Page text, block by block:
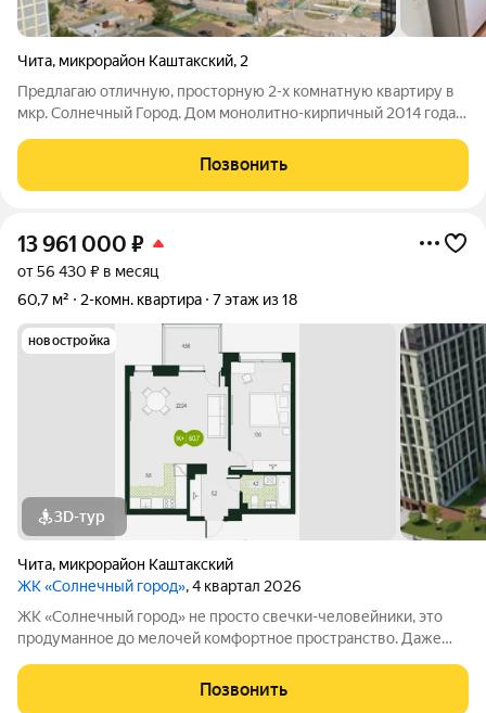
Чита, микрорайон Каштакский, 2
Предлагаю отличную, просторную 2-х комнатную квартиру в
мкр. Солнечный Город. Дом монолитно-кирпичный 2014 года
Квартира с удобной планировкой, все комнаты
изолированные, в каждой комнате
Позвонить
13 961 000 ₽
от 56 430 ₽ в месяц
60,7 м²
2-комн. квартира 7 этаж из 18
новостройка
3D-тур
Чита, микрорайон Каштакский
ЖК «Солнечный город», 4 квартал 2026
ЖК «Солнечный город» не просто свечки-человейники, это
продуманное до мелочей комфортное пространство. Даже
решили соблюсти буквально во всём. Природные оттенки
новостроек, точечная
Позвонить